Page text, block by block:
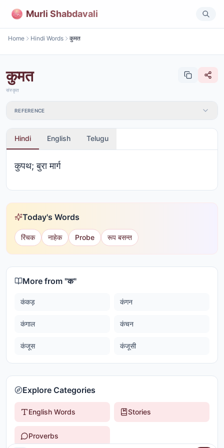
Murli Shabdavali
Home Hindi Words कुमत
कुमत
संस्कृत
REFERENCE
Hindi English Telugu
कुपथ; बुरा मार्ग
Today's Words
रिंचक नाहेक Probe रूप बसन्त
More from "क"
कंकड़ कंगन
कंगाल कंचन
कंजूस कंजूसी
Explore Categories
English Words Stories
Proverbs